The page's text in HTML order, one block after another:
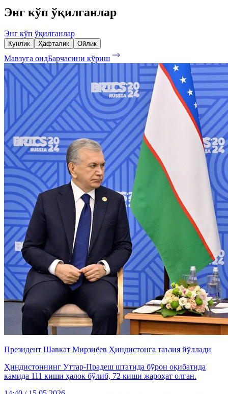
Энг кўп ўқилганлар
Энг кўп ўқилганлар
Кунлик Ҳафталик Ойлик
Мавзуга оидБарчасини кўриш
Президент Шавкат Мирзиёев Ҳиндистонга таъзия йўллади
Ҳиндистоннинг Уттар-Прадеш штатида бўрон оқибатида
камида 111 киши ҳалок бўлиб, 72 киши жароҳат олган.